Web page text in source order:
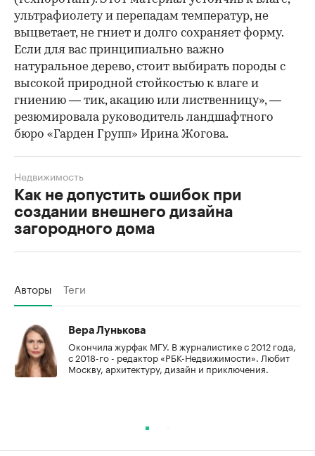
ультрафиолету и перепадам температур, не
выцветает, не гниет и долго сохраняет форму.
Если для вас принципиально важно
натуральное дерево, стоит выбирать породы с
высокой природной стойкостью к влаге и
гниению — тик, акацию или лиственницу», —
резюмировала руководитель ландшафтного
бюро «Гарден Групп» Ирина Жогова.
Как не допустить ошибок при
создании внешнего дизайна
загородного дома
Недвижимость
Авторы Теги
Вера Лунькова
Окончила журфак МГУ. В журналистике с 2012 года,
с 2018-го - редактор «РБК-Недвижимости». Любит
Москву, архитектуру, дизайн и приключения.